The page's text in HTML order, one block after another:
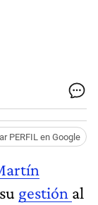
PERFIL en Google
gestión al